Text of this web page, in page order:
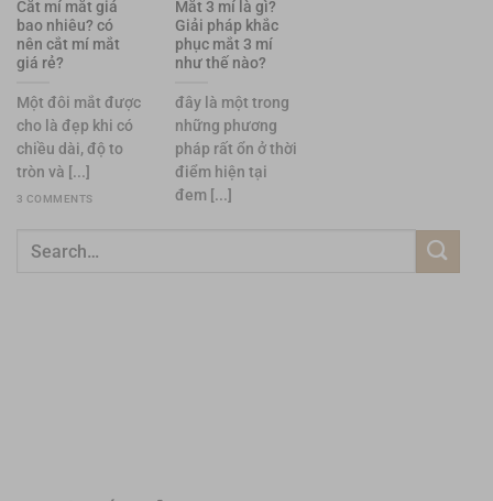
Cắt mí mắt giá
bao nhiêu? có
nên cắt mí mắt
giá rẻ?
Một đôi mắt được
cho là đẹp khi có
chiều dài, độ to
tròn và [...]
3 COMMENTS
Mắt 3 mí là gì?
Giải pháp khắc
phục mắt 3 mí
như thế nào?
đây là một trong
những phương
pháp rất ổn ở thời
điểm hiện tại
đem [...]